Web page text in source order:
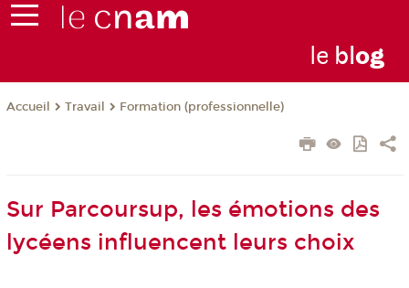
le blog
Accueil Travail Formation (professionnelle)
Sur Parcoursup, les émotions des
lycéens influencent leurs choix